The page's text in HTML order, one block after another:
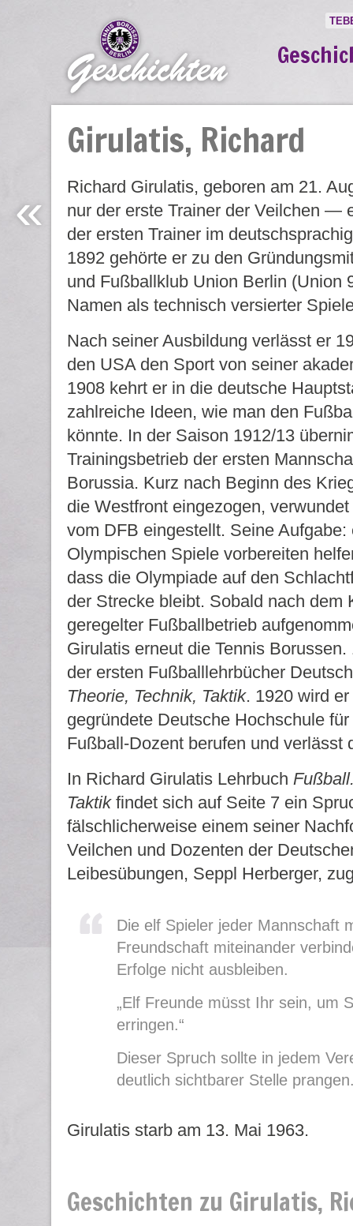
«
Girulatis, Richard
Richard Girulatis, geboren am 21.
nur der erste Trainer der Veilchen —
der ersten Trainer im
1892 gehörte er zu den
und Fußballklub Union Berlin (Union
Namen als technisch versierter
Nach seiner Ausbildung verlässt er
den USA den Sport von seiner
1908 kehrt er in die deutsche
zahlreiche Ideen, wie man den
könnte. In der Saison 1912/13
Trainingsbetrieb der ersten
Borussia. Kurz nach Beginn des
die Westfront eingezogen,
vom DFB eingestellt. Seine
Olympischen Spiele vorbereiten
dass die Olympiade auf den
der Strecke bleibt. Sobald nach dem
geregelter Fußballbetrieb
Girulatis erneut die Tennis
der ersten Fußballlehrbücher
Theorie, Technik, Taktik. 1920 wird
gegründete Deutsche Hochschule
Fußball-Dozent berufen und verlässt
In Richard Girulatis Lehrbuch
Taktikfindet sich auf Seite 7 ein
fälschlicherweise einem seiner
Veilchen und Dozenten der
Leibesübungen, Seppl Herberger,
Die elf Spieler jeder Mannschaft
Freundschaft miteinander
Erfolge nicht ausbleiben.
„Elf Freunde müsst Ihr sein, um
erringen.“
Dieser Spruch sollte in jedem
deutlich sichtbarer Stelle
Girulatis starb am 13. Mai 1963.
Geschichten zu Girulatis,